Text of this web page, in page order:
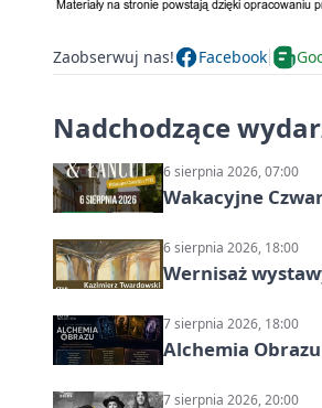
Zaobserwuj nas! Facebook
Nadchodzące
6 sierpnia 2026, 07:00
Wakacyjne
6 sierpnia 2026, 18:00
Wernisaż
7 sierpnia 2026, 18:00
Alchemia Obrazu
7 sierpnia 2026, 20:00